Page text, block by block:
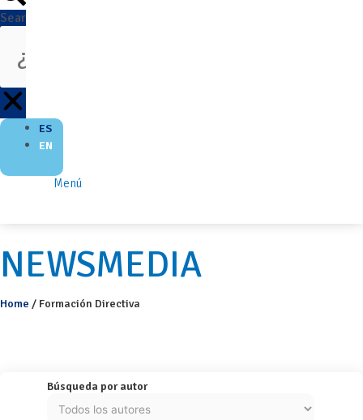
Search
ES
EN
Menú
NEWSMEDIA
Home / Formación Directiva
Búsqueda por autor